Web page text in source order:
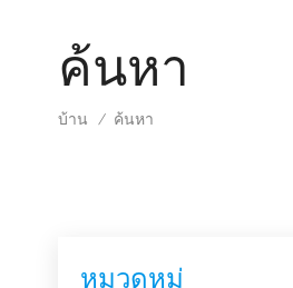
ค้นหา
บ้าน / ค้นหา
หมวดหมู่